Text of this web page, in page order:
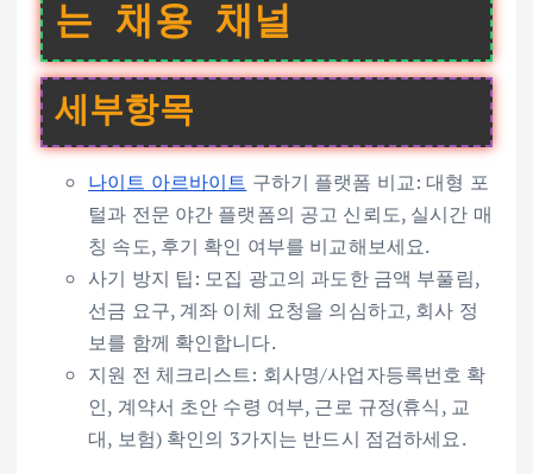
는 채용 채널
세부항목
나이트 아르바이트 구하기 플랫폼 비교: 대형 포
털과 전문 야간 플랫폼의 공고 신뢰도, 실시간 매
칭 속도, 후기 확인 여부를 비교해보세요.
사기 방지 팁: 모집 광고의 과도한 금액 부풀림,
선금 요구, 계좌 이체 요청을 의심하고, 회사 정
보를 함께 확인합니다.
지원 전 체크리스트: 회사명/사업자등록번호 확
인, 계약서 초안 수령 여부, 근로 규정(휴식, 교
대, 보험) 확인의 3가지는 반드시 점검하세요.